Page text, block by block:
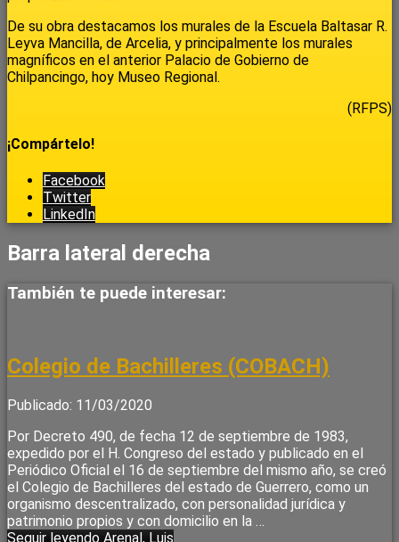
De su obra destacamos los murales de la Escuela Baltasar R.
Leyva Mancilla, de Arcelia, y principalmente los murales
magníficos en el anterior Palacio de Gobierno de
Chilpancingo, hoy Museo Regional.
(RFPS)
¡Compártelo!
Facebook
Twitter
LinkedIn
Barra lateral derecha
También te puede interesar:
Colegio de Bachilleres (COBACH)
Publicado: 11/03/2020
Por Decreto 490, de fecha 12 de septiembre de 1983,
expedido por el H. Congreso del estado y publicado en el
Periódico Oficial el 16 de septiembre del mismo año, se creó
el Colegio de Bachilleres del estado de Guerrero, como un
organismo descentralizado, con personalidad jurídica y
patrimonio propios y con domicilio en la …
Seguir leyendo Arenal, Luis